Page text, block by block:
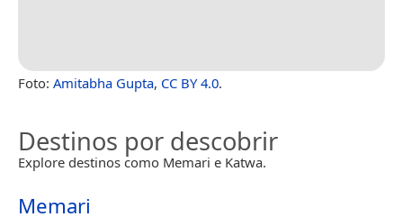
Foto: Amitabha Gupta, CC BY 4.0.
Destinos por descobrir
Explore destinos como Memari e Katwa.
Memari